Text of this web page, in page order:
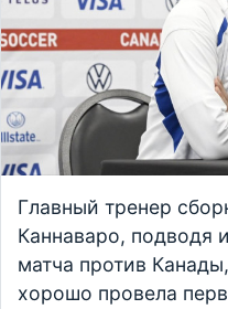
Главный тренер
Каннаваро, подводя
матча против Канады,
хорошо провела